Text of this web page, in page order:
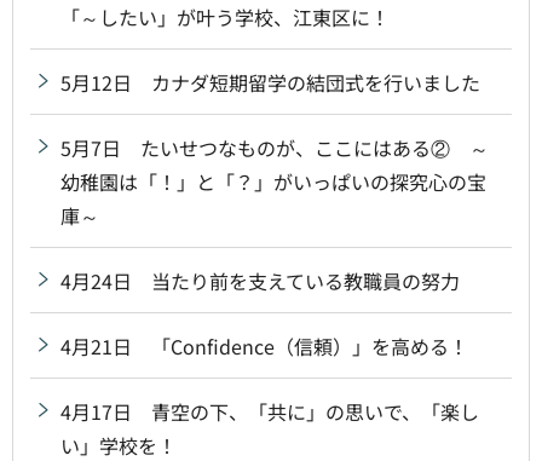
「～したい」が叶う学校、江東区に！
5月12日 カナダ短期留学の結団式を行いました
5月7日 たいせつなものが、ここにはある② ～
幼稚園は「！」と「？」がいっぱいの探究心の宝
庫～
4月24日 当たり前を支えている教職員の努力
4月21日 「Confidence（信頼）」を高める！
4月17日 青空の下、「共に」の思いで、「楽し
い」学校を！